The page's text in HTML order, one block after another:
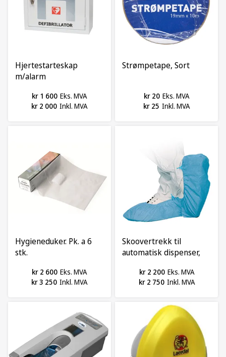
Hjertestarteskap
m/alarm
kr 1 600 Eks. MVA
kr 2 000 Inkl. MVA
Strømpetape, Sort
kr 20 Eks. MVA
kr 25 Inkl. MVA
Hygieneduker. Pk. a 6
stk.
kr 2 600 Eks. MVA
kr 3 250 Inkl. MVA
Skoovertrekk til
automatisk dispenser,
kr 2 200 Eks. MVA
kr 2 750 Inkl. MVA